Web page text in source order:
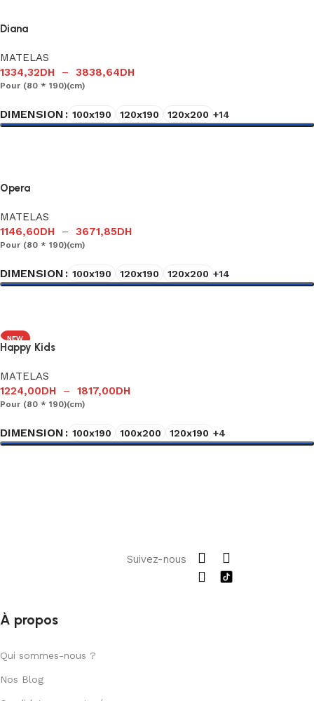
Diana
MATELAS
1334,32DH – 3838,64DH
Pour (80 * 190)(cm)
DIMENSION 100x190 120x190 120x200 +14
Opera
MATELAS
1146,60DH – 3671,85DH
Pour (80 * 190)(cm)
DIMENSION 100x190 120x190 120x200 +14
NEW
Happy Kids
MATELAS
1224,00DH – 1817,00DH
Pour (80 * 190)(cm)
DIMENSION 100x190 100x200 120x190 +4
Suivez-nous
À propos
Qui sommes-nous ?
Nos Blog